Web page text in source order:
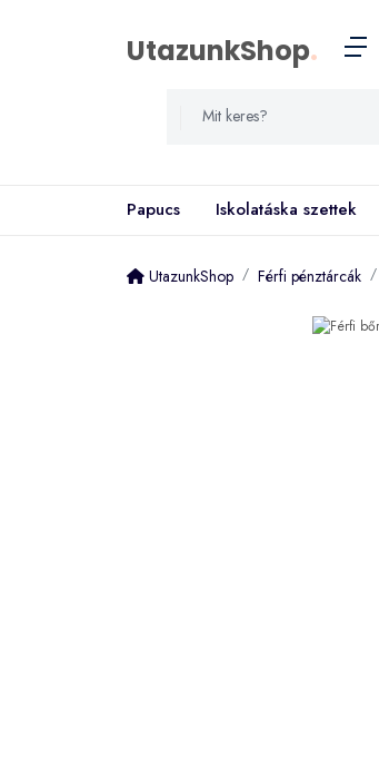
UtazunkShop.
Papucs Iskolatáska szettek
UtazunkShop Férfi pénztárcák